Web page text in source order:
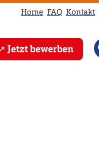
Home FAQ Kontakt
Jetzt bewerben